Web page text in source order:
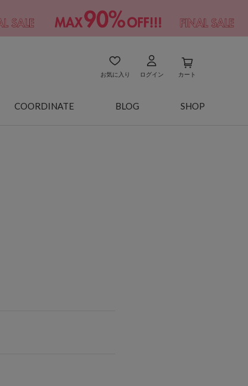
お気に入り ログイン カート
COORDINATE BLOG SHOP